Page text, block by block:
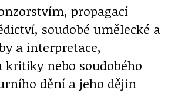
propagací
soudobé umělecké a
a interpretace,
kritiky nebo soudobého
dění a jeho dějin